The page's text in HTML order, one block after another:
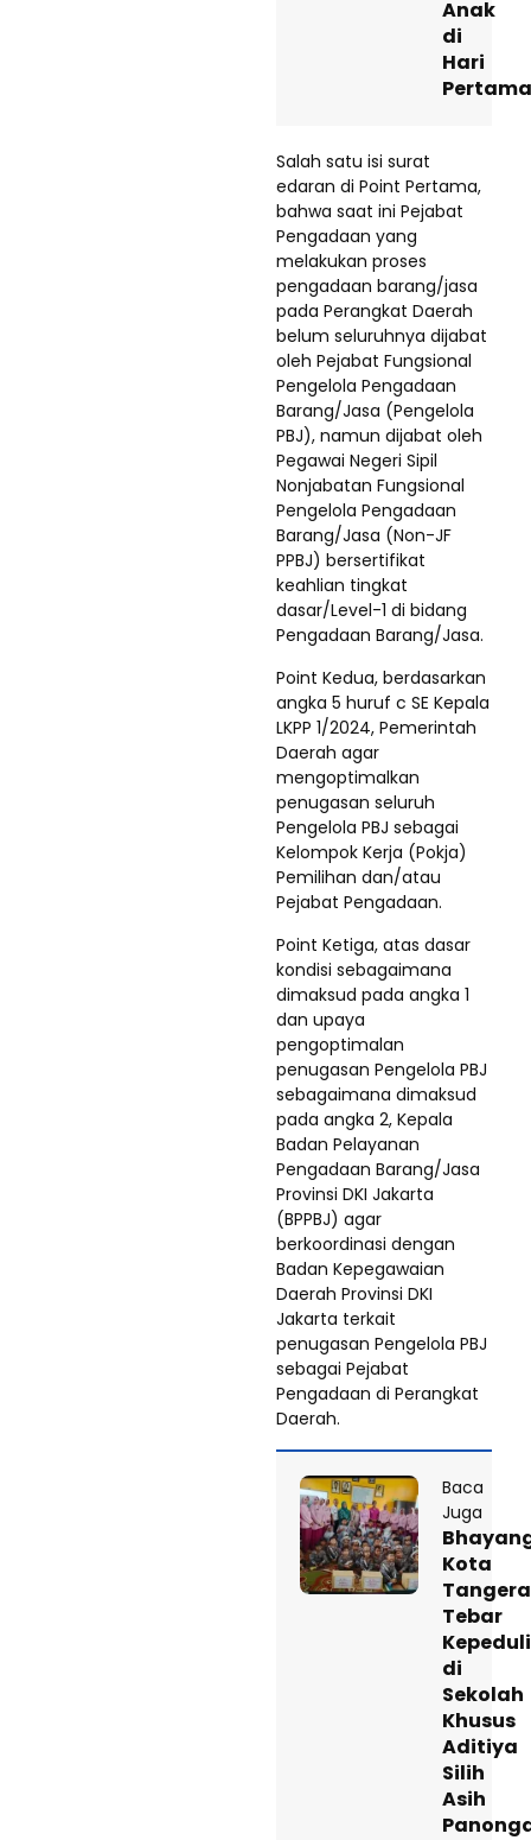
Anak
di
Hari
Pertama
Salah satu isi surat
edaran di Point Pertama,
bahwa saat ini Pejabat
Pengadaan yang
melakukan proses
pengadaan barang/jasa
pada Perangkat Daerah
belum seluruhnya dijabat
oleh Pejabat Fungsional
Pengelola Pengadaan
Barang/Jasa (Pengelola
PBJ), namun dijabat oleh
Pegawai Negeri Sipil
Nonjabatan Fungsional
Pengelola Pengadaan
Barang/Jasa (Non-JF
PPBJ) bersertifikat
keahlian tingkat
dasar/Level-1 di bidang
Pengadaan Barang/Jasa.
Point Kedua, berdasarkan
angka 5 huruf c SE Kepala
LKPP 1/2024, Pemerintah
Daerah agar
mengoptimalkan
penugasan seluruh
Pengelola PBJ sebagai
Kelompok Kerja (Pokja)
Pemilihan dan/atau
Pejabat Pengadaan.
Point Ketiga, atas dasar
kondisi sebagaimana
dimaksud pada angka 1
dan upaya
pengoptimalan
penugasan Pengelola PBJ
sebagaimana dimaksud
pada angka 2, Kepala
Badan Pelayanan
Pengadaan Barang/Jasa
Provinsi DKI Jakarta
(BPPBJ) agar
berkoordinasi dengan
Badan Kepegawaian
Daerah Provinsi DKI
Jakarta terkait
penugasan Pengelola PBJ
sebagai Pejabat
Pengadaan di Perangkat
Daerah.
Baca
Juga
Kota
Tebar
di
Sekolah
Khusus
Aditiya
Silih
Asih